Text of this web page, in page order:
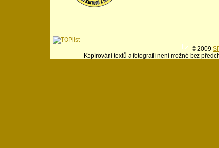
© 2009
Kopírování textů a fotografií není možné bez